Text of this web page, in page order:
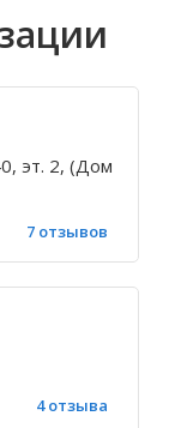
эт. 2, (Дом
7 отзывов
4 отзыва